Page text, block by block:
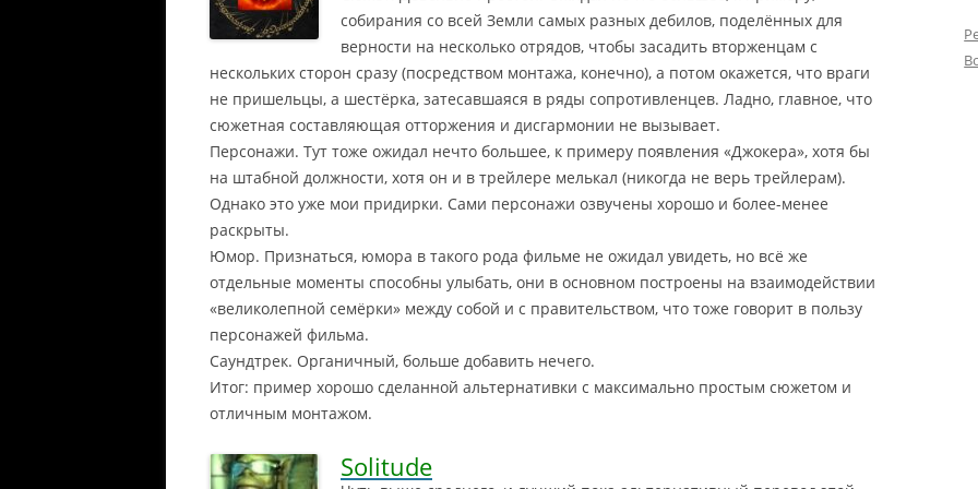
собирания со всей Земли самых разных дебилов, поделённых для
верности на несколько отрядов, чтобы засадить вторженцам с
нескольких сторон сразу (посредством монтажа, конечно), а потом окажется, что враги
не пришельцы, а шестёрка, затесавшаяся в ряды сопротивленцев. Ладно, главное, что
сюжетная составляющая отторжения и дисгармонии не вызывает.
Персонажи. Тут тоже ожидал нечто большее, к примеру появления «Джокера», хотя бы
на штабной должности, хотя он и в трейлере мелькал (никогда не верь трейлерам).
Однако это уже мои придирки. Сами персонажи озвучены хорошо и более-менее
раскрыты.
Юмор. Признаться, юмора в такого рода фильме не ожидал увидеть, но всё же
отдельные моменты способны улыбать, они в основном построены на взаимодействии
«великолепной семёрки» между собой и с правительством, что тоже говорит в пользу
персонажей фильма.
Саундтрек. Органичный, больше добавить нечего.
Итог: пример хорошо сделанной альтернативки с максимально простым сюжетом и
отличным монтажом.
Solitude